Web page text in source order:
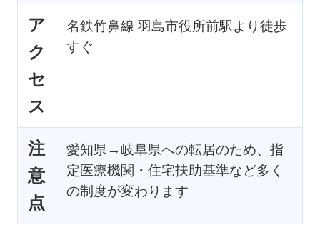
ア
ク
セ
ス
名鉄竹鼻線 羽島市役所前駅より徒歩
すぐ
注
意
点
愛知県→岐阜県への転居のため、指
定医療機関・住宅扶助基準など多く
の制度が変わります